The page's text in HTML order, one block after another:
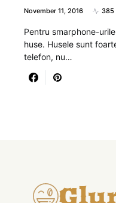
November 11, 2016 385
Pentru smarphone-
huse. Husele sunt
telefon, nu…